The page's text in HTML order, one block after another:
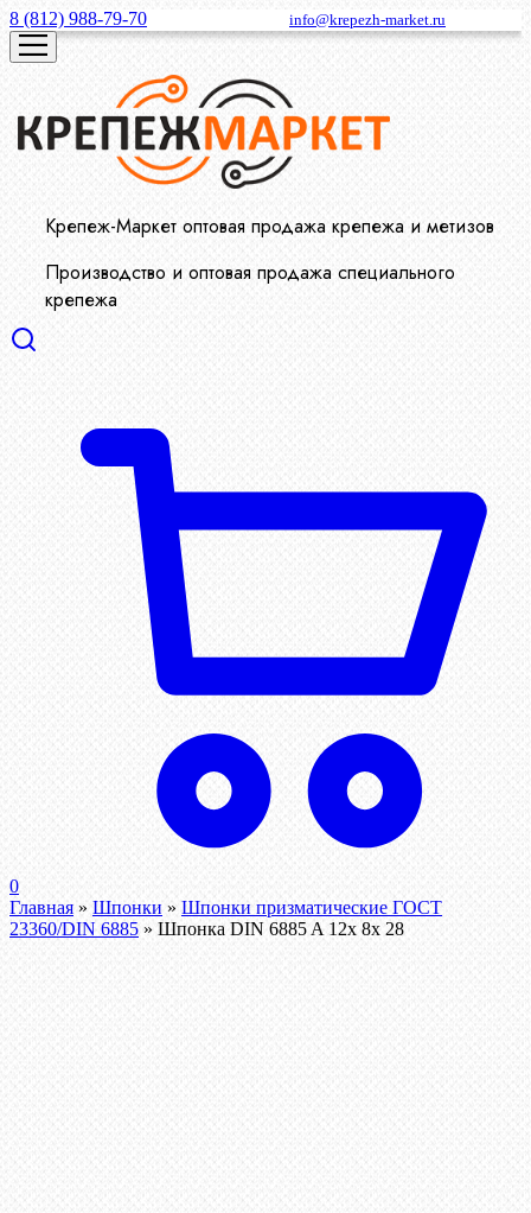
8 (812) 988-79-70 info@krepezh-market.ru
Крепеж-Маркет оптовая продажа крепежа и метизов
Производство и оптовая продажа специального
крепежа
0
Главная » Шпонки » Шпонки призматические ГОСТ
23360/DIN 6885 » Шпонка DIN 6885 A 12x 8x 28